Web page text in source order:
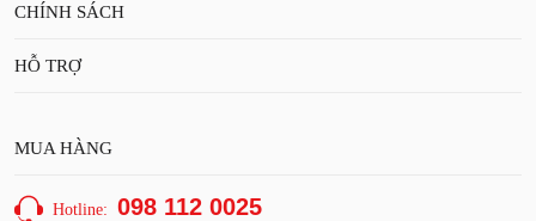
CHÍNH SÁCH
HỖ TRỢ
MUA HÀNG
Hotline: 098 112 0025